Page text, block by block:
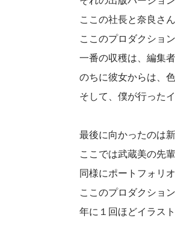
ここの社長と奈良さ
ここのプロダクショ
一番の収穫は、編集
のちに彼女からは、
そして、僕が行った
最後に向かったのは
ここでは武蔵美の先
同様にポートフォリ
ここのプロダクショ
年に１回ほどイラス